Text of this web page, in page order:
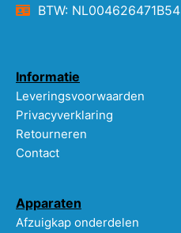
BTW: NL004626471B54
Informatie
Leveringsvoorwaarden
Privacyverklaring
Retourneren
Contact
Apparaten
Afzuigkap onderdelen